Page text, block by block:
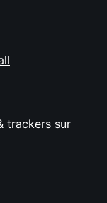
trackers sur